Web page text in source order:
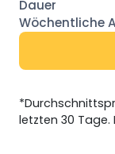
letzten 30 Tage.